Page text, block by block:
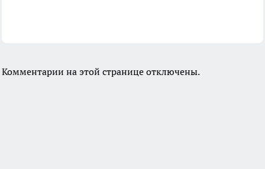
Комментарии на этой странице отключены.